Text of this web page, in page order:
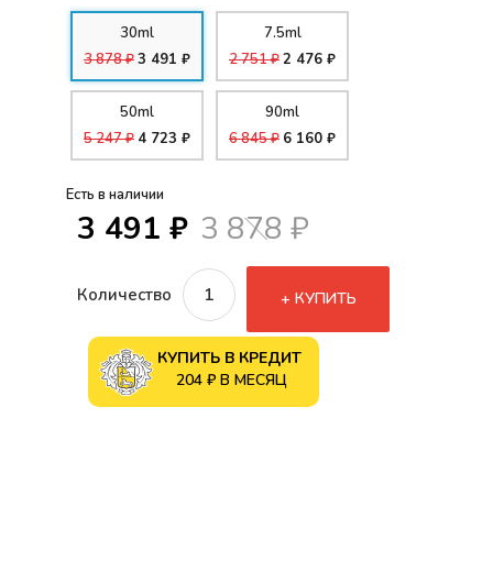
30ml
3 878 ₽3 491 ₽
7.5ml
2 751 ₽2 476 ₽
50ml
5 247 ₽ 4 723 ₽
90ml
6 845 ₽ 6 160 ₽
Есть в наличии
3 491 ₽ 3 878 ₽
Количество КУПИТЬ
КУПИТЬ В КРЕДИТ
204 ₽ В МЕСЯЦ